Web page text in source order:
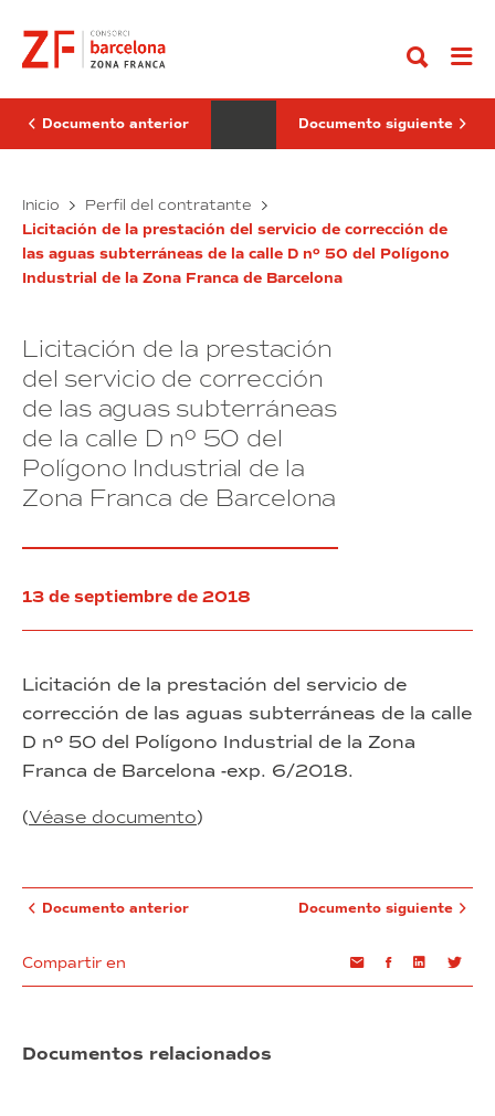
contenido
servicio
de
vigilancia
seguridad
privada
Álvarez
de
la
Campa
Documento anterior
oficinas
para
Factory
en
la
planta
Sede
del
Consorci
de
la
de
Barcelona
Documento siguiente
Inicio Perfil del contratante
Licitación de la prestación del servicio de corrección de
las aguas subterráneas de la calle D nº 50 del Polígono
Industrial de la Zona Franca de Barcelona
Licitación de la prestación
del servicio de corrección
de las aguas subterráneas
de la calle D nº 50 del
Polígono Industrial de la
Zona Franca de Barcelona
13 de septiembre de 2018
Licitación de la prestación del servicio de
corrección de las aguas subterráneas de la calle
D nº 50 del Polígono Industrial de la Zona
Franca de Barcelona -exp. 6/2018.
(Véase documento)
del
servicio
de
vigilancia
privada
en
el
recinto
de
Álvarez
de
la
Documento anterior
Compartir en EmailFacebookLinkedin
adecuación
de
espacios
para
Incubadora
de
Alta
Factory
en
planta
Sede
Consorci
la
Zona
Franca
Documento siguiente
Documentos relacionados